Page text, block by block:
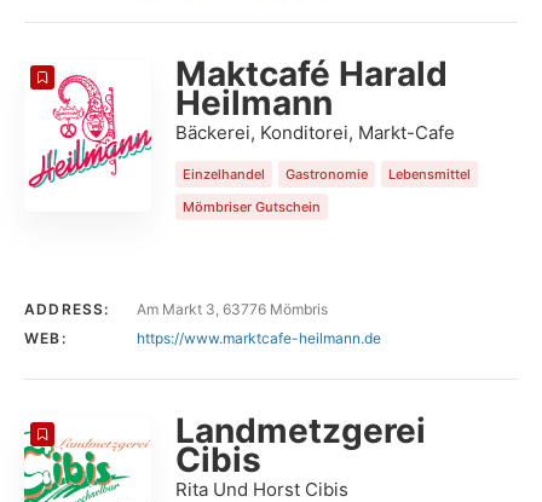
Maktcafé Harald
Heilmann
Bäckerei, Konditorei, Markt-Cafe
Einzelhandel Gastronomie
Lebensmittel
Mömbriser Gutschein
ADDRESS:
Am Markt 3, 63776 Mömbris
WEB:
https://www.marktcafe-heilmann.de
Landmetzgerei
Cibis
Rita Und Horst Cibis